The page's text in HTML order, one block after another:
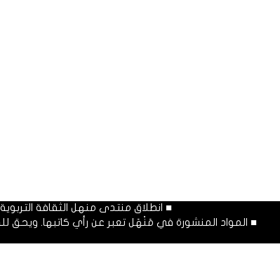
■ انطلاق منتدى منهل الثقافة التربوية: يوم السبت
■ المواد المنشورة في مَنْهَل تعبر عن رأي كاتبها. ويحق